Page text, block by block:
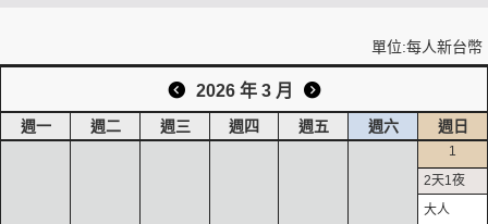
單位:每人新台幣
2026 年 3 月
週一 週二 週三 週四 週五 週六 週日
1